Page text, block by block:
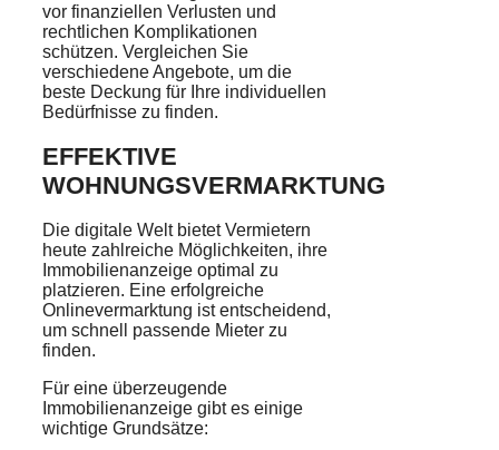
vor finanziellen Verlusten und
rechtlichen Komplikationen
schützen. Vergleichen Sie
verschiedene Angebote, um die
beste Deckung für Ihre individuellen
Bedürfnisse zu finden.
EFFEKTIVE
WOHNUNGSVERMARKTUNG
Die digitale Welt bietet Vermietern
heute zahlreiche Möglichkeiten, ihre
Immobilienanzeige optimal zu
platzieren. Eine erfolgreiche
Onlinevermarktung ist entscheidend,
um schnell passende Mieter zu
finden.
Für eine überzeugende
Immobilienanzeige gibt es einige
wichtige Grundsätze: